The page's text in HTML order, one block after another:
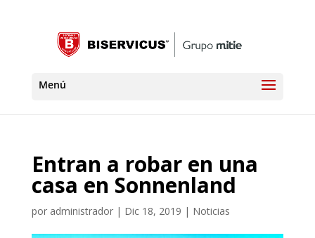
Entran a robar en una
casa en Sonnenland
por administrador| Dic 18, 2019 | Noticias